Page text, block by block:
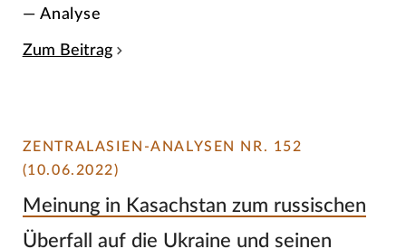
— Analyse
Zum Beitrag
ZENTRALASIEN-ANALYSEN NR. 152
(10.06.2022)
Meinung in Kasachstan zum russischen
Überfall auf die Ukraine und seinen